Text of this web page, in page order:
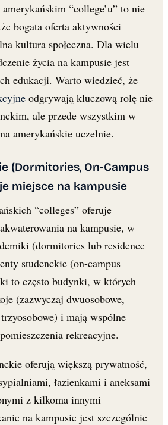
“college’u” to nie
bogata oferta aktywności
kultura społeczna. Dla wielu
życia na kampusie jest
edukacji. Warto wiedzieć, że
odgrywają kluczową rolę nie
ale przede wszystkim w
amerykańskie uczelnie.
(Dormitories, On-Campus
miejsce na kampusie
“colleges” oferuje
na kampusie, w
(dormitories lub residence
studenckie (on-campus
to często budynki, w których
(zazwyczaj dwuosobowe,
i mają wspólne
rekreacyjne.
oferują większą prywatność,
łazienkami i aneksami
z kilkoma innymi
na kampusie jest szczególnie